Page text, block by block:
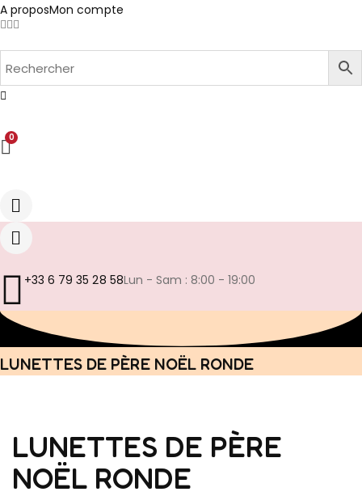
A proposMon compte
0
+33 6 79 35 28 58Lun - Sam : 8:00 - 19:00
LUNETTES DE PÈRE NOËL RONDE
LUNETTES DE PÈRE
NOËL RONDE